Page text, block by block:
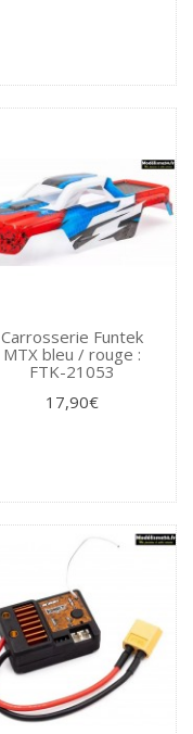
Carrosserie Funtek
MTX bleu / rouge :
FTK-21053
17,90€